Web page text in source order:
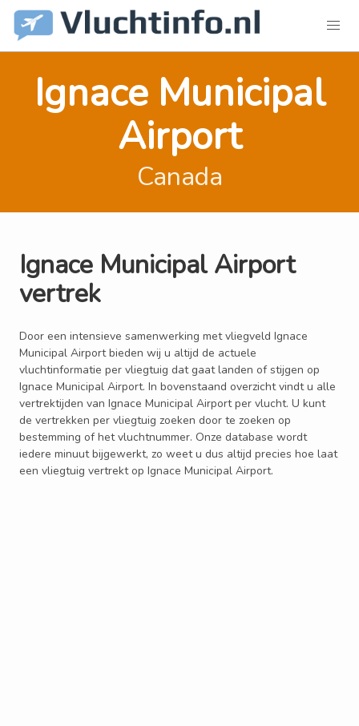
Ignace Municipal
Airport
Canada
Ignace Municipal Airport
vertrek
Door een intensieve samenwerking met vliegveld Ignace
Municipal Airport bieden wij u altijd de actuele
vluchtinformatie per vliegtuig dat gaat landen of stijgen op
Ignace Municipal Airport. In bovenstaand overzicht vindt u alle
vertrektijden van Ignace Municipal Airport per vlucht. U kunt
de vertrekken per vliegtuig zoeken door te zoeken op
bestemming of het vluchtnummer. Onze database wordt
iedere minuut bijgewerkt, zo weet u dus altijd precies hoe laat
een vliegtuig vertrekt op Ignace Municipal Airport.